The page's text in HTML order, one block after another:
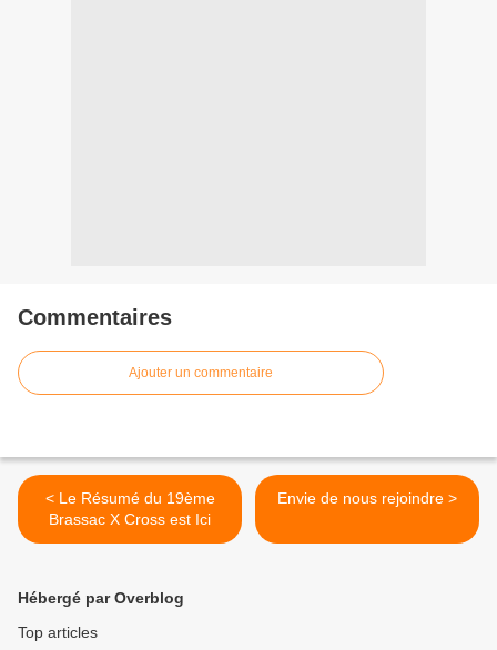
Commentaires
Ajouter un commentaire
< Le Résumé du 19ème
Brassac X Cross est Ici
Envie de nous rejoindre >
Hébergé par Overblog
Top articles